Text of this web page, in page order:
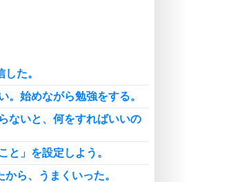
知っておきたい30の大切なこと
た。
。始めながら勉強をする。
ないと、何をすればいいの
と」を設定しよう。
から、うまくいった。